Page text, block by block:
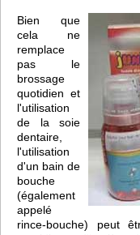
Bien que
cela ne
remplace
pas le
brossage
quotidien et
l'utilisation
de la soie
dentaire,
l'utilisation
d'un bain de
bouche
(également
appelé
rince-bouche) peut